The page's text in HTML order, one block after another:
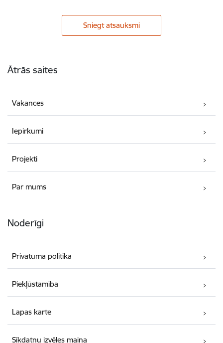
Sniegt atsauksmi
Ātrās saites
Vakances
Iepirkumi
Projekti
Par mums
Noderīgi
Privātuma politika
Piekļūstamība
Lapas karte
Sīkdatņu izvēles maiņa